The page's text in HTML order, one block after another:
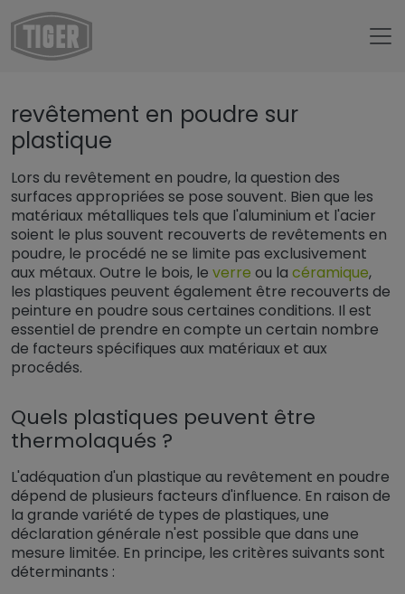
Revêtement en poudre
Untermenü öffnen für
Applications
Substrats Spéciaux
Untermenü öffnen für
Revêtement en poudre sur plastique
revêtement en poudre sur
plastique
Lors du revêtement en poudre, la question des
surfaces appropriées se pose souvent. Bien que les
matériaux métalliques tels que l'aluminium et l'acier
soient le plus souvent recouverts de revêtements en
poudre, le procédé ne se limite pas exclusivement
aux métaux. Outre le bois, le verre ou la céramique,
les plastiques peuvent également être recouverts de
peinture en poudre sous certaines conditions. Il est
essentiel de prendre en compte un certain nombre
de facteurs spécifiques aux matériaux et aux
procédés.
Quels plastiques peuvent être
thermolaqués ?
L'adéquation d'un plastique au revêtement en poudre
dépend de plusieurs facteurs d'influence. En raison de
la grande variété de types de plastiques, une
déclaration générale n'est possible que dans une
mesure limitée. En principe, les critères suivants sont
déterminants :